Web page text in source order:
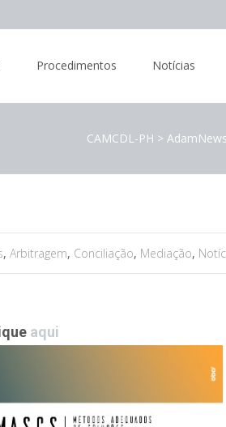
Procedimentos Notícias
CAMCDL-PH > AdamNews
, Arbitragem, Conciliação, Mediação,
aqui